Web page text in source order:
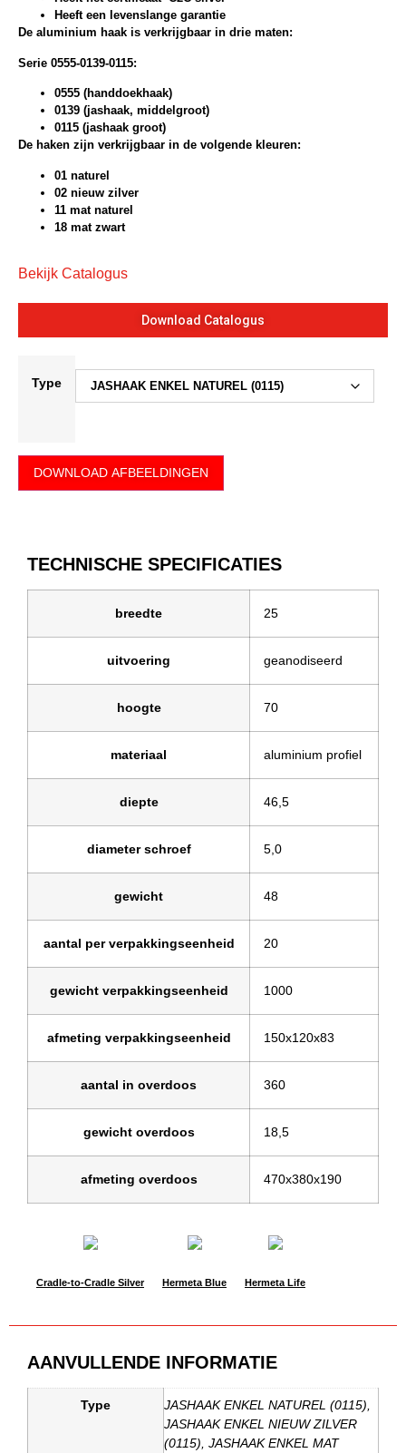
Heeft een levenslange garantie
De aluminium haak is verkrijgbaar in drie maten:
Serie 0555-0139-0115:
0555 (handdoekhaak)
0139 (jashaak, middelgroot)
0115 (jashaak groot)
De haken zijn verkrijgbaar in de volgende kleuren:
01 naturel
02 nieuw zilver
11 mat naturel
18 mat zwart
Bekijk Catalogus
Download Catalogus
Type
DOWNLOAD AFBEELDINGEN
TECHNISCHE SPECIFICATIES
breedte 25
uitvoering geanodiseerd
hoogte 70
materiaal aluminium profiel
diepte 46,5
diameter schroef 5,0
gewicht 48
aantal per verpakkingseenheid 20
gewicht verpakkingseenheid 1000
afmeting verpakkingseenheid 150x120x83
aantal in overdoos 360
gewicht overdoos 18,5
afmeting overdoos 470x380x190
Cradle-to-Cradle Silver Hermeta Blue Hermeta Life
AANVULLENDE INFORMATIE
Type
JASHAAK ENKEL NATUREL (0115),
JASHAAK ENKEL NIEUW ZILVER
(0115), JASHAAK ENKEL MAT